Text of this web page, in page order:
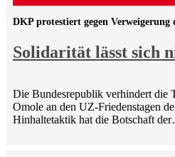
Solidarität lässt sich
DKP protestiert gegen Verweigerung
Die Bundesrepublik verhindert die
Omole an den UZ-Friedenstagen
Hinhaltetaktik hat die Botschaft